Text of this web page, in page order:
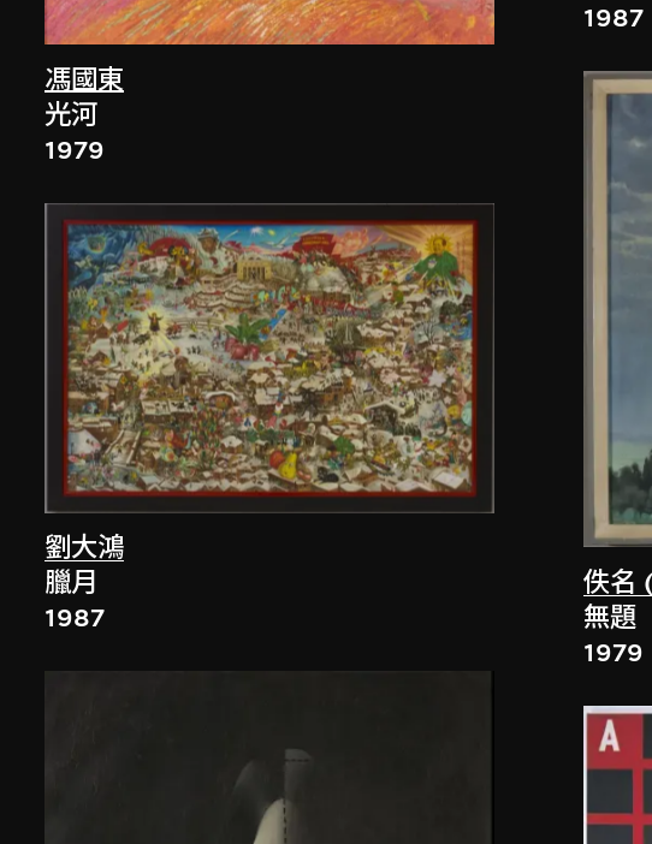
馮國東
光河
1979
劉大鴻
臘月
1987
1987
佚名
無題
1979